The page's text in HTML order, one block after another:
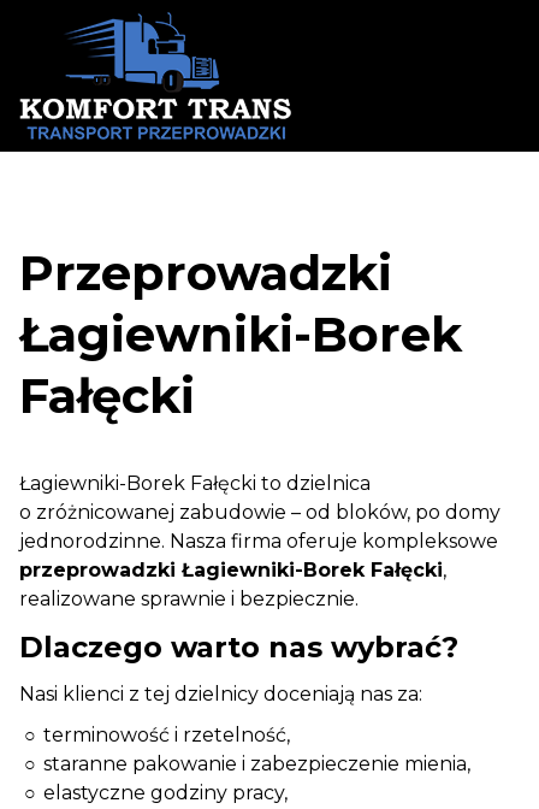
Przeprowadzki
Łagiewniki-Borek
Fałęcki
Łagiewniki-Borek Fałęcki to dzielnica
o zróżnicowanej zabudowie – od bloków, po domy
jednorodzinne. Nasza firma oferuje kompleksowe
przeprowadzki Łagiewniki-Borek Fałęcki,
realizowane sprawnie i bezpiecznie.
Dlaczego warto nas wybrać?
Nasi klienci z tej dzielnicy doceniają nas za:
terminowość i rzetelność,
staranne pakowanie i zabezpieczenie mienia,
elastyczne godziny pracy,